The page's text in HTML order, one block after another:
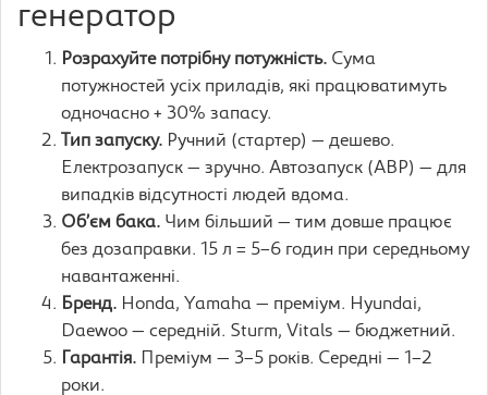
генератор
Розрахуйте потрібну потужність. Сума
потужностей усіх приладів, які працюватимуть
одночасно + 30% запасу.
Тип запуску. Ручний (стартер) — дешево.
Електрозапуск — зручно. Автозапуск (АВР) — для
випадків відсутності людей вдома.
Об’єм бака. Чим більший — тим довше працює
без дозаправки. 15 л = 5–6 годин при середньому
навантаженні.
Бренд. Honda, Yamaha — преміум. Hyundai,
Daewoo — середній. Sturm, Vitals — бюджетний.
Гарантія. Преміум — 3–5 років. Середні — 1–2
роки.